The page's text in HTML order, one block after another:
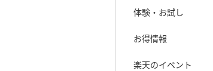
体験・お試し
お得情報
楽天のイベント